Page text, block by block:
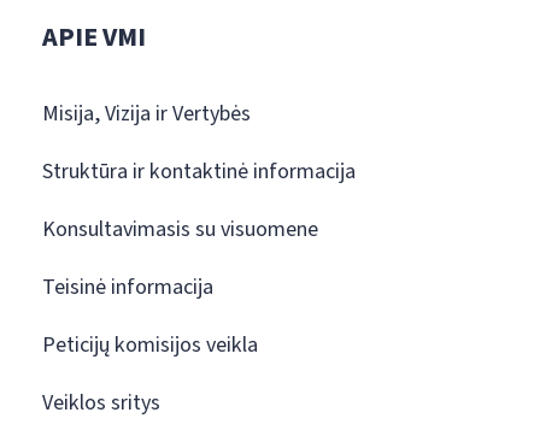
APIE VMI
Misija, Vizija ir Vertybės
Struktūra ir kontaktinė informacija
Konsultavimasis su visuomene
Teisinė informacija
Peticijų komisijos veikla
Veiklos sritys